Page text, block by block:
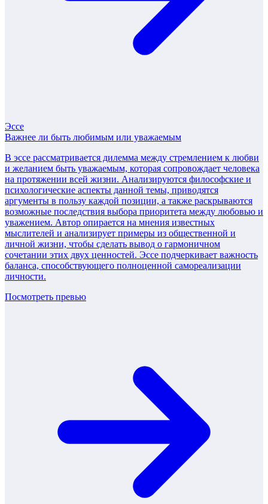
Эссе
Важнее ли быть любимым или уважаемым
В эссе рассматривается дилемма между стремлением к любви
и желанием быть уважаемым, которая сопровождает человека
на протяжении всей жизни. Анализируются философские и
психологические аспекты данной темы, приводятся
аргументы в пользу каждой позиции, а также раскрываются
возможные последствия выбора приоритета между любовью и
уважением. Автор опирается на мнения известных
мыслителей и анализирует примеры из общественной и
личной жизни, чтобы сделать вывод о гармоничном
сочетании этих двух ценностей. Эссе подчеркивает важность
баланса, способствующего полноценной самореализации
личности.
Посмотреть превью